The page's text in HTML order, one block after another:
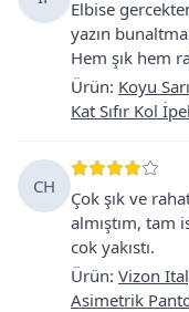
Elbise
yazın
Hem şık hem
Ürün: Koyu
Kat Sıfır Kol
CH
Çok şık ve
almıştım, tam
cok yakıstı.
Ürün: Vizon
Asimetrik